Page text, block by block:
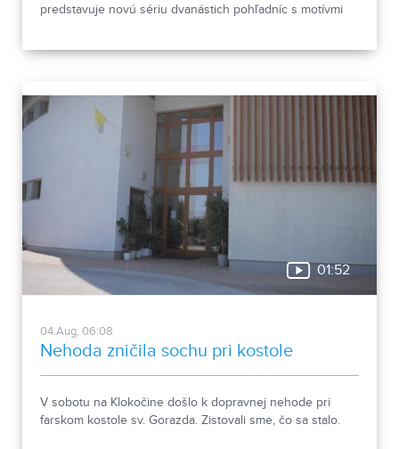
predstavuje novú sériu dvanástich pohľadníc s motívmi
odchode.
01:52
04.Aug, 06:08
Nehoda zničila sochu pri kostole
V sobotu na Klokočine došlo k dopravnej nehode pri
farskom kostole sv. Gorazda. Zistovali sme, čo sa stalo.